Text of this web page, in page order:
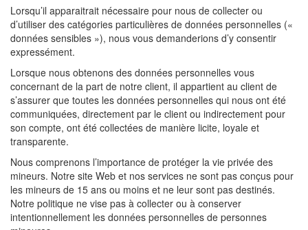
Lorsqu’il apparaitrait nécessaire pour nous de collecter ou
d’utiliser des catégories particulières de données personnelles («
données sensibles »), nous vous demanderions d’y consentir
expressément.
Lorsque nous obtenons des données personnelles vous
concernant de la part de notre client, il appartient au client de
s’assurer que toutes les données personnelles qui nous ont été
communiquées, directement par le client ou indirectement pour
son compte, ont été collectées de manière licite, loyale et
transparente.
Nous comprenons l’importance de protéger la vie privée des
mineurs. Notre site Web et nos services ne sont pas conçus pour
les mineurs de 15 ans ou moins et ne leur sont pas destinés.
Notre politique ne vise pas à collecter ou à conserver
intentionnellement les données personnelles de personnes